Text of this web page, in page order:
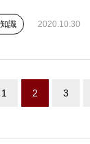
識 2020.10.30
1 2 3